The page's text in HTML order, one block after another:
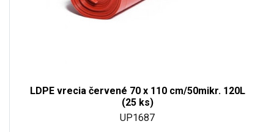
LDPE vrecia červené 70 x 110 cm/50mikr. 120L
(25 ks)
UP1687